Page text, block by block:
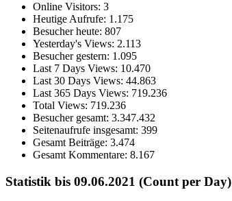
Online Visitors: 3
Heutige Aufrufe: 1.175
Besucher heute: 807
Yesterday's Views: 2.113
Besucher gestern: 1.095
Last 7 Days Views: 10.470
Last 30 Days Views: 44.863
Last 365 Days Views: 719.236
Total Views: 719.236
Besucher gesamt: 3.347.432
Seitenaufrufe insgesamt: 399
Gesamt Beiträge: 3.474
Gesamt Kommentare: 8.167
Statistik bis 09.06.2021 (Count per Day)